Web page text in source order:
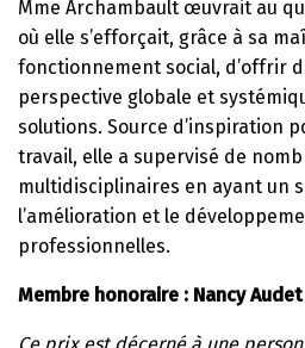
Mme Archambault œuvrait au
où elle s’efforçait, grâce à sa
fonctionnement social, d’offrir
perspective globale et
solutions. Source d’inspiration
travail, elle a supervisé de
multidisciplinaires en ayant un
l’amélioration et le
professionnelles.
Membre honoraire : Nancy Audet